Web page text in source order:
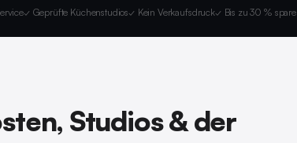
✓ Geprüfte Küchenstudios✓ Kein Verkaufsdruck✓ Bis zu 30 %
Studios & der